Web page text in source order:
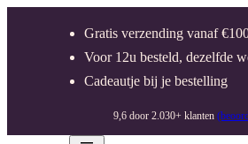
Gratis verzending vanaf
Voor 12u besteld, dezelfde
Cadeautje bij je bestelling
9,6 door 2.030+ klanten